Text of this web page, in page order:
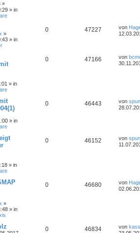
»
» in
»
» in
0 47227 von
» in
0 47166 von
» in
0 46443 von
» in
0 46152 von
»
» in
0 46680 von
0 46834 von